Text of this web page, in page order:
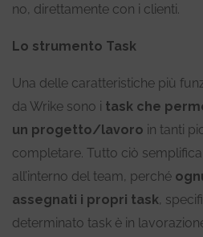
no, direttamente con i clienti.
Lo strumento Task
Una delle caratteristiche più
da Wrike sono i task che
un progetto/lavoro in tanti
completare. Tutto ciò
all’interno del team, perché
assegnati i propri task,
determinato task è in